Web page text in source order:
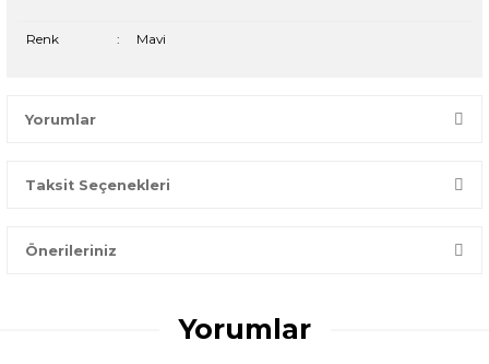
Renk : Mavi
Yorumlar
Bir dakikanızı ayırın, yorumunuzla başkalarının doğru seçim
Taksit Seçenekleri
Önerileriniz
konularda yetersiz gördüğünüz noktaları öneri formunu
kullanarak tarafımıza iletebilirsiniz.
Yorumlar